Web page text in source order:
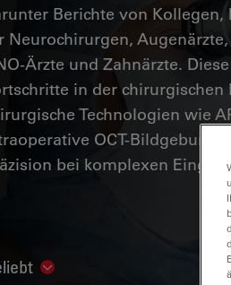
Berichte von
Neurochirurgen,
Ärzte und Zahnärzte.
in der
Technologien wie
OCT-Bildgebung
bei komplexen
Show subnavigation